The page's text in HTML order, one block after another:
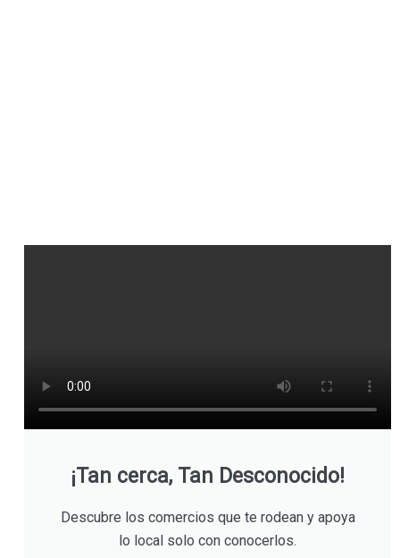
¡Tan cerca, Tan Desconocido!
Descubre los comercios que te rodean y apoya
lo local solo con conocerlos.